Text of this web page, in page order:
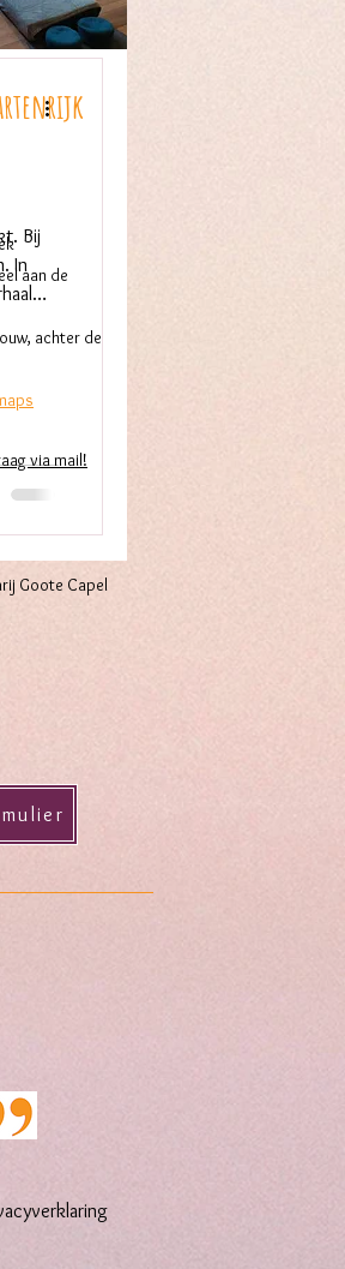
Bij
Inaan de
achter de
viamail!
Goote Capel